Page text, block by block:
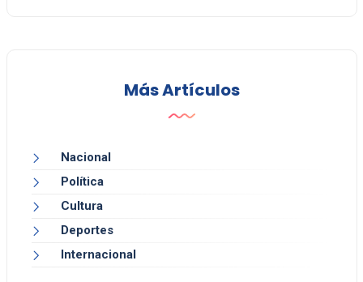
Más Artículos
Nacional
Política
Cultura
Deportes
Internacional